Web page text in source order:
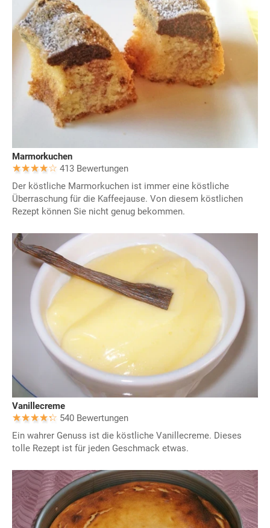
Marmorkuchen
413 Bewertungen
Der köstliche Marmorkuchen ist immer eine köstliche
Überraschung für die Kaffeejause. Von diesem köstlichen
Rezept können Sie nicht genug bekommen.
Vanillecreme
540 Bewertungen
Ein wahrer Genuss ist die köstliche Vanillecreme. Dieses
tolle Rezept ist für jeden Geschmack etwas.